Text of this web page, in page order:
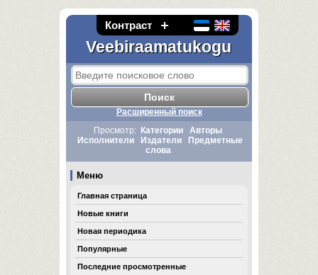
Контраст
Veebiraamatukogu
Расширенный поиск
Просмотр:
Категории
Авторы
Исполнители
Издатели
Предметные
слова
Меню
Главная страница
Новые книги
Новая периодика
Популярные
Последние просмотренные